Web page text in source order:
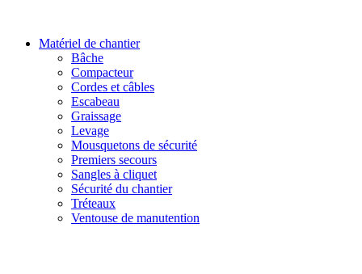
Matériel de chantier
Bâche
Compacteur
Cordes et câbles
Escabeau
Graissage
Levage
Mousquetons de sécurité
Premiers secours
Sangles à cliquet
Sécurité du chantier
Tréteaux
Ventouse de manutention